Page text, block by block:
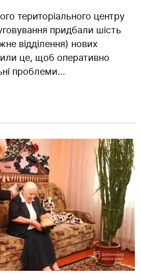
територіального центру
придбали шість
відділення) нових
це, щоб оперативно
проблеми...